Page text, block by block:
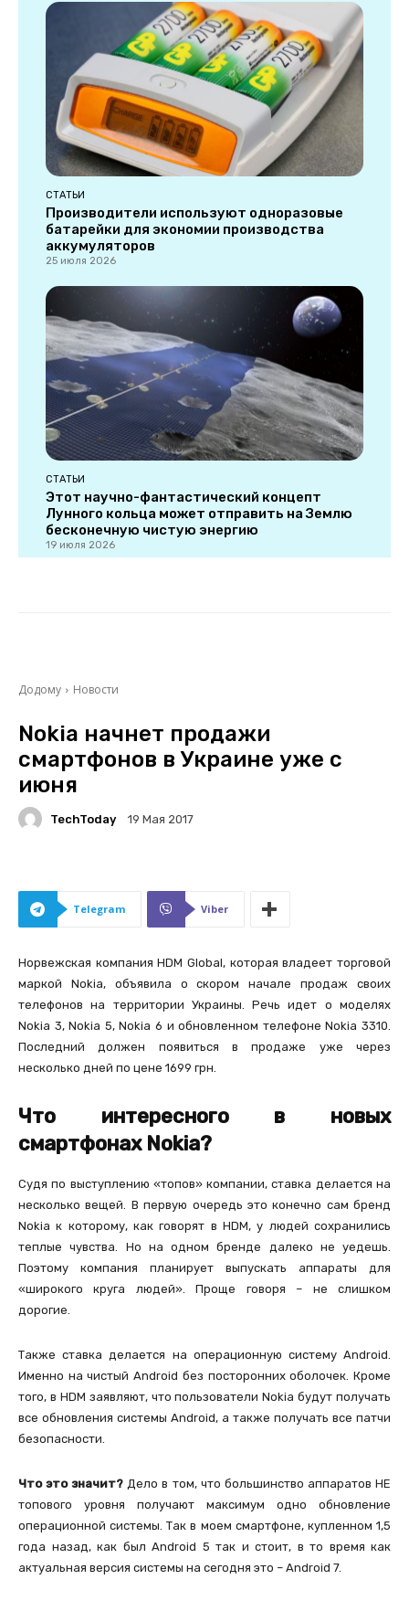
СТАТЬИ
Производители используют одноразовые
батарейки для экономии производства
аккумуляторов
25 июля 2026
СТАТЬИ
Этот научно-фантастический концепт
Лунного кольца может отправить на Землю
бесконечную чистую энергию
19 июля 2026